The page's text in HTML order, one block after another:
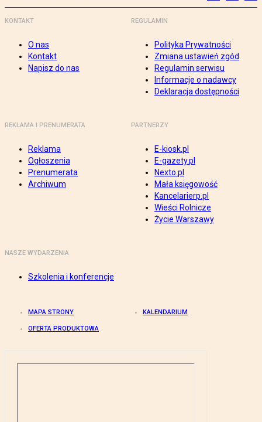
KONTAKT
O nas
Kontakt
Napisz do nas
REGULAMIN
Polityka Prywatności
Zmiana ustawień zgód
Regulamin serwisu
Informacje o nadawcy
Deklaracja dostępności
REKLAMA I PRENUMERATA
Reklama
Ogłoszenia
Prenumerata
Archiwum
PARTNERZY
E-kiosk.pl
E-gazety.pl
Nexto.pl
Mała księgowość
Kancelarierp.pl
Wieści Rolnicze
Życie Warszawy
NASZE WYDARZENIA
Szkolenia i konferencje
MAPA STRONY KALENDARIUM
OFERTA PRODUKTOWA